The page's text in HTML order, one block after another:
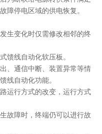
障停电区域的供电恢复。
生变化时仅需修改相邻的终
馈线自动化软压板。
、通信中断、装置异常等情
线自动化功能。
运行方式的改变，运行方式
故障时，终端仍可以进行故